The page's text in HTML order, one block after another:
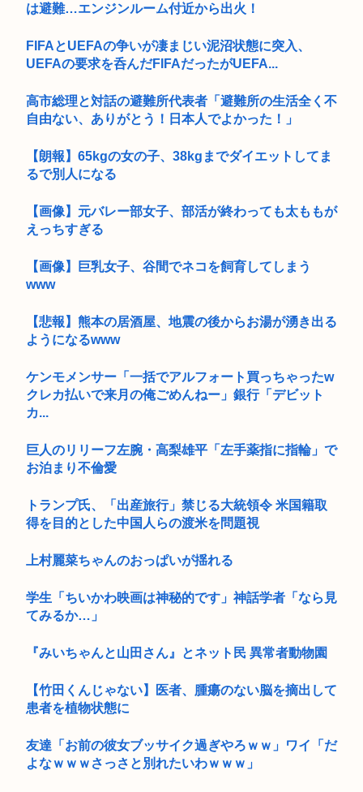
は避難…エンジンルーム付近から出火！
FIFAとUEFAの争いが凄まじい泥沼状態に突入、
UEFAの要求を呑んだFIFAだったがUEFA...
高市総理と対話の避難所代表者「避難所の生活全く不
自由ない、ありがとう！日本人でよかった！」
【朗報】65kgの女の子、38kgまでダイエットしてま
るで別人になる
【画像】元バレー部女子、部活が終わっても太ももが
えっちすぎる
【画像】巨乳女子、谷間でネコを飼育してしまう
www
【悲報】熊本の居酒屋、地震の後からお湯が湧き出る
ようになるwww
ケンモメンサー「一括でアルフォート買っちゃったw
クレカ払いで来月の俺ごめんねー」銀行「デビット
カ...
巨人のリリーフ左腕・高梨雄平「左手薬指に指輪」で
お泊まり不倫愛
トランプ氏、「出産旅行」禁じる大統領令 米国籍取
得を目的とした中国人らの渡米を問題視
上村麗菜ちゃんのおっぱいが揺れる
学生「ちいかわ映画は神秘的です」神話学者「なら見
てみるか…」
『みいちゃんと山田さん』とネット民 異常者動物園
【竹田くんじゃない】医者、腫瘍のない脳を摘出して
患者を植物状態に
友達「お前の彼女ブッサイク過ぎやろｗｗ」ワイ「だ
よなｗｗｗさっさと別れたいわｗｗｗ」